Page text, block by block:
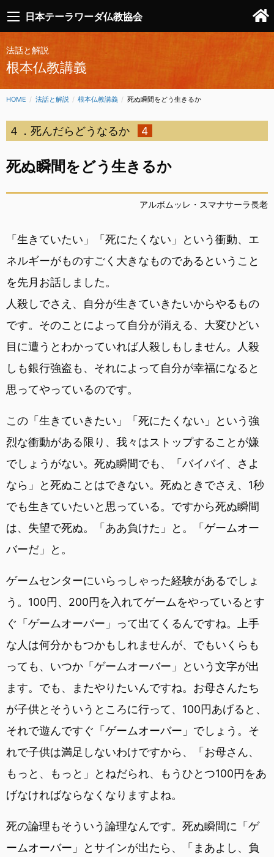
日本テーラワーダ仏教協会
法話と解説
根本仏教講義
HOME 法話と解説 根本仏教講義 CURRENT:
死ぬ瞬間をどう生きるか
４．死んだらどうなるか 4
死ぬ瞬間をどう生きるか
アルボムッレ・スマナサーラ長老
「生きていたい」「死にたくない」という衝動、エ
ネルギーがものすごく大きなものであるということ
を先月お話しました。
人殺しでさえ、自分が生きていきたいからやるもの
です。そのことによって自分が消える、大変ひどい
目に遭うとわかっていれば人殺しもしません。人殺
しも銀行強盗も、それによって自分が幸福になると
思ってやっているのです。
この「生きていきたい」「死にたくない」という強
烈な衝動がある限り、我々はストップすることが嫌
でしょうがない。死ぬ瞬間でも、「バイバイ、さよ
なら」と死ぬことはできない。死ぬときでさえ、1秒
でも生きていたいと思っている。ですから死ぬ瞬間
は、失望で死ぬ。「ああ負けた」と。「ゲームオー
バーだ」と。
ゲームセンターにいらっしゃった経験があるでしょ
う。100円、200円を入れてゲームをやっているとす
ぐ「ゲームオーバー」って出てくるんですね。上手
な人は何分かもつかもしれませんが、でもいくらも
っても、いつか「ゲームオーバー」という文字が出
ます。でも、またやりたいんですね。お母さんたち
が子供とそういうところに行って、100円あげると、
それで遊んですぐ「ゲームオーバー」でしょう。そ
れで子供は満足しないわけですから、「お母さん、
もっと、もっと」とねだられ、もうひとつ100円をあ
げなければならなくなりますよね。
死の論理もそういう論理なんです。死ぬ瞬間に「ゲ
ームオーバー」とサインが出たら、「まあよし、負